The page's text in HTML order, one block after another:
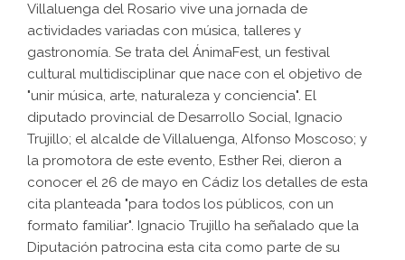
Villaluenga del Rosario vive una jornada de
actividades variadas con música, talleres y
gastronomía. Se trata del ÁnimaFest, un festival
cultural multidisciplinar que nace con el objetivo de
"unir música, arte, naturaleza y conciencia". El
diputado provincial de Desarrollo Social, Ignacio
Trujillo; el alcalde de Villaluenga, Alfonso Moscoso; y
la promotora de este evento, Esther Rei, dieron a
conocer el 26 de mayo en Cádiz los detalles de esta
cita planteada "para todos los públicos, con un
formato familiar". Ignacio Trujillo ha señalado que la
Diputación patrocina esta cita como parte de su